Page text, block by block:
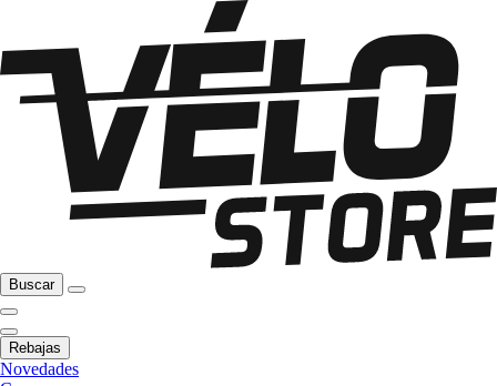
Buscar
Rebajas
Novedades